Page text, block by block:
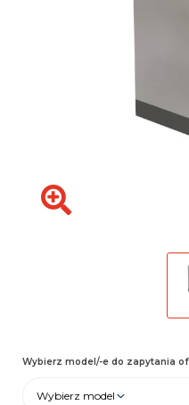
Wybierz model/-e do zapytania
Wybierz model